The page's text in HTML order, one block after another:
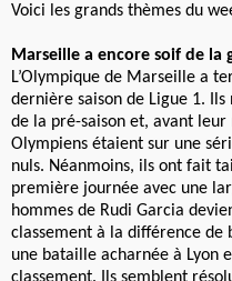
Voici les grands thèmes du
Marseille a encore soif de la
L’Olympique de Marseille a
dernière saison de Ligue 1. Ils
de la pré-saison et, avant leur
Olympiens étaient sur une
nuls. Néanmoins, ils ont fait
première journée avec une
hommes de Rudi Garcia
classement à la différence de
une bataille acharnée à Lyon
classement. Ils semblent